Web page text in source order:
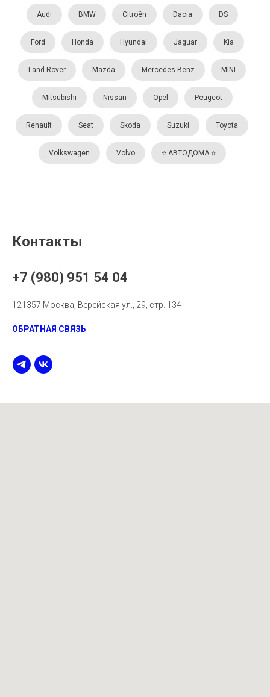
Audi BMW Citroën Dacia DS
Ford Honda Hyundai Jaguar Kia
Land Rover Mazda Mercedes-Benz MINI
Mitsubishi Nissan Opel Peugeot
Renault Seat Skoda Suzuki Toyota
Volkswagen Volvo ⭐️ АВТОДОМА ⭐️
Контакты
+7 (980) 951 54 04
121357 Москва, Верейская ул., 29, стр. 134
ОБРАТНАЯ СВЯЗЬ